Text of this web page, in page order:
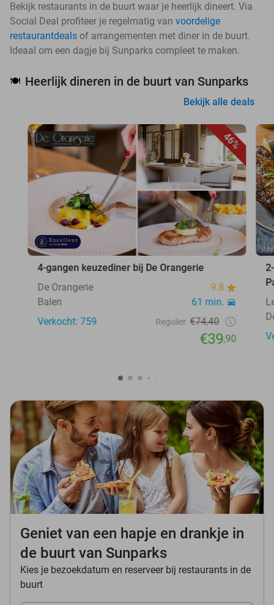
Bekijk restaurants in de buurt waar je heerlijk dineert. Via
Social Deal profiteer je regelmatig van voordelige
restaurantdeals of arrangementen met diner in de buurt.
Ideaal om een dagje bij Sunparks compleet te maken.
🍽️ Heerlijk dineren in de buurt van Sunparks
Bekijk alle deals
46%
4-gangen keuzediner bij De Orangerie
De Orangerie
9.8
Balen
61 min.
Verkocht: 759
Regulier €74,40
€39,90
Geniet van een hapje en drankje in
de buurt van Sunparks
Kies je bezoekdatum en reserveer bij restaurants in de
buurt